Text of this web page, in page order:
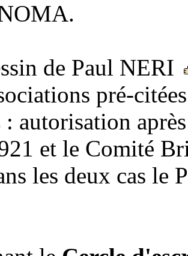
de Paul NERI
pré-
autorisation
et le Comité
les deux cas le